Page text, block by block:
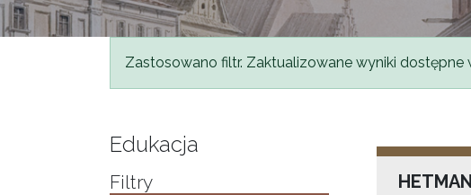
Komunikat
Zastosowano filtr. Zaktualizowane wyniki dostępne
Edukacja
Filtry